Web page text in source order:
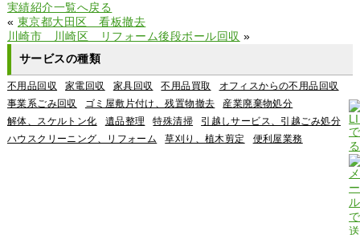
実績紹介一覧へ戻る
« 東京都大田区 看板撤去
川崎市 川崎区 リフォーム後段ボール回収 »
サービスの種類
不用品回収 家電回収 家具回収 不用品買取
オフィスからの不用品回収
事業系ごみ回収
ゴミ屋敷片付け、残置物撤去
産業廃棄物処分
解体、スケルトン化
遺品整理 特殊清掃
引越しサービス、引越ごみ処分
ハウスクリーニング、リフォーム
草刈り、植木剪定 便利屋業務